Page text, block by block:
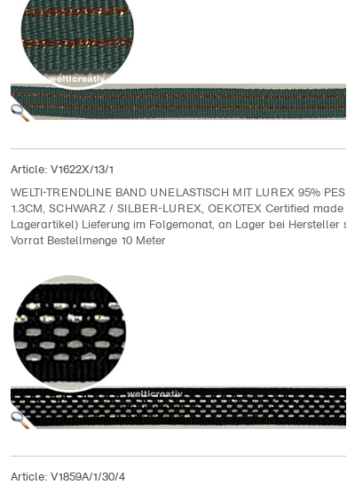
Article: V1622X/13/1
WELTI-TRENDLINE BAND UNELASTISCH MIT LUREX 95% PES
1.3CM, SCHWARZ / SILBER-LUREX, OEKOTEX Certified made
Lagerartikel) Lieferung im Folgemonat, an Lager bei Hersteller
Vorrat Bestellmenge 10 Meter
Article: V1859A/1/30/4